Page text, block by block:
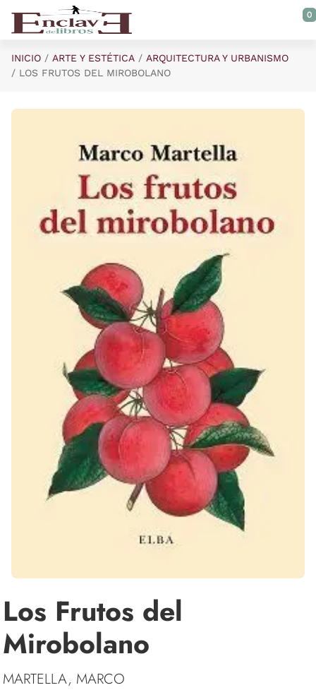
Saltar al contenido principal
0
INICIO ARTE Y ESTÉTICA
ARQUITECTURA Y URBANISMO
LOS FRUTOS DEL MIROBOLANO
Los Frutos del
Mirobolano
MARTELLA, MARCO